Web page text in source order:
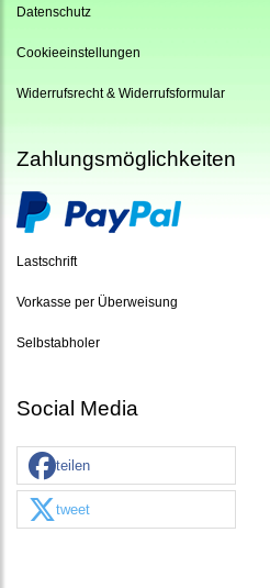
Datenschutz
Cookieeinstellungen
Widerrufsrecht & Widerrufsformular
Zahlungsmöglichkeiten
Lastschrift
Vorkasse per Überweisung
Selbstabholer
Social Media
teilen
tweet